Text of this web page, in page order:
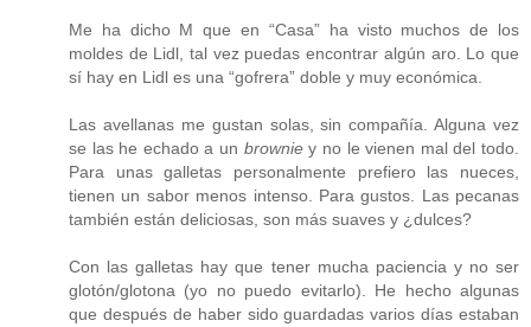
Me ha dicho M que en “Casa” ha visto muchos de los
moldes de Lidl, tal vez puedas encontrar algún aro. Lo que
sí hay en Lidl es una “gofrera” doble y muy económica.
Las avellanas me gustan solas, sin compañía. Alguna vez
se las he echado a un browniey no le vienen mal del todo.
Para unas galletas personalmente prefiero las nueces,
tienen un sabor menos intenso. Para gustos. Las pecanas
también están deliciosas, son más suaves y ¿dulces?
Con las galletas hay que tener mucha paciencia y no ser
glotón/glotona (yo no puedo evitarlo). He hecho algunas
que después de haber sido guardadas varios días estaban